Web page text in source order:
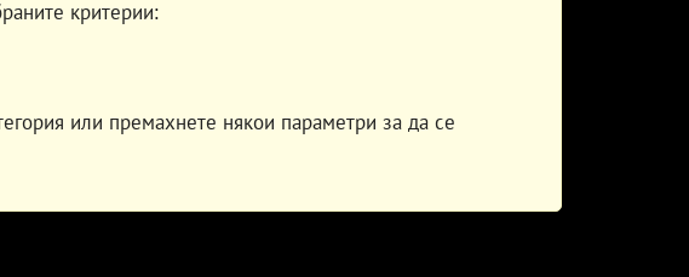
критерии:
или премахнете някои параметри за да се